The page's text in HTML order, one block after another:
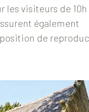
les visiteurs de 10h
également
de